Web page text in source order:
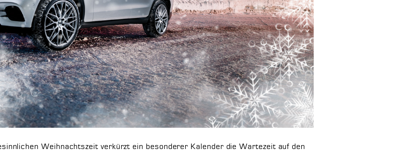
Weihnachtszeit verkürzt ein besonderer Kalender die Wartezeit auf den